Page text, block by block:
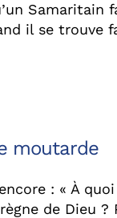
Samaritain
il se trouve
moutarde
: « À
de Dieu ?